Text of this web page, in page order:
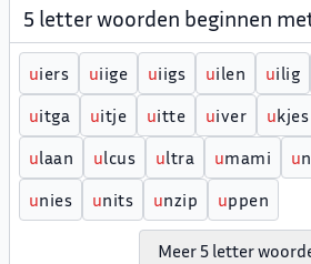
5 letter woorden beginnen
uiers uiige uiigs uilen uilig
uitga uitje uitte uiver ukjes
ulaan ulcus ultra umami u
unies units unzip uppen
Meer 5 letter